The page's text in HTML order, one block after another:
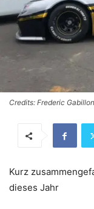
Credits: Frederic
Kurz
dieses Jahr